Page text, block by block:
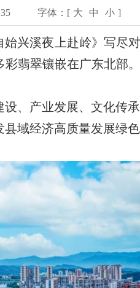
字体：[ 大 中 小 ]
兴溪夜上赴岭》写尽
翡翠镶嵌在广东北部
、产业发展、文化传
域经济高质量发展绿